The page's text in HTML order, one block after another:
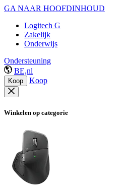
GA NAAR HOOFDINHOUD
Logitech G
Zakelijk
Onderwijs
Ondersteuning
BE,nl
Koop Koop
Winkelen op categorie